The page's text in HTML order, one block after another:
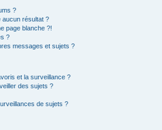
?
aucun résultat ?
page blanche ?!
?
messages et sujets ?
et la surveillance ?
des sujets ?
de sujets ?